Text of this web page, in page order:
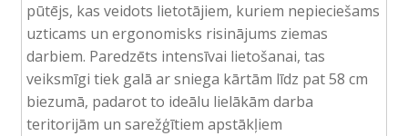
pūtējs, kas veidots lietotājiem, kuriem nepieciešams
uzticams un ergonomisks risinājums ziemas
darbiem. Paredzēts intensīvai lietošanai, tas
veiksmīgi tiek galā ar sniega kārtām līdz pat 58 cm
biezumā, padarot to ideālu lielākām darba
teritorijām un sarežģītiem apstākļiem